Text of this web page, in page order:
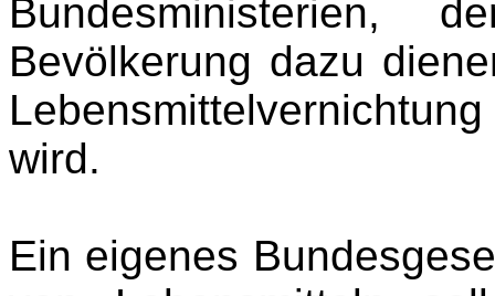
Bundesministerien,
Bevölkerung dazu
wird.
Ein eigenes